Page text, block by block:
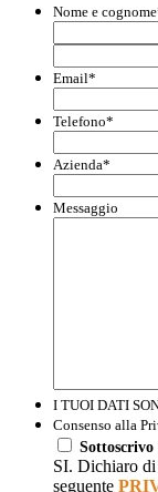
Nome e cognome
Email*
Telefono*
Azienda*
Messaggio
I TUOI DATI
Consenso alla
SI. Dichiaro di
seguente